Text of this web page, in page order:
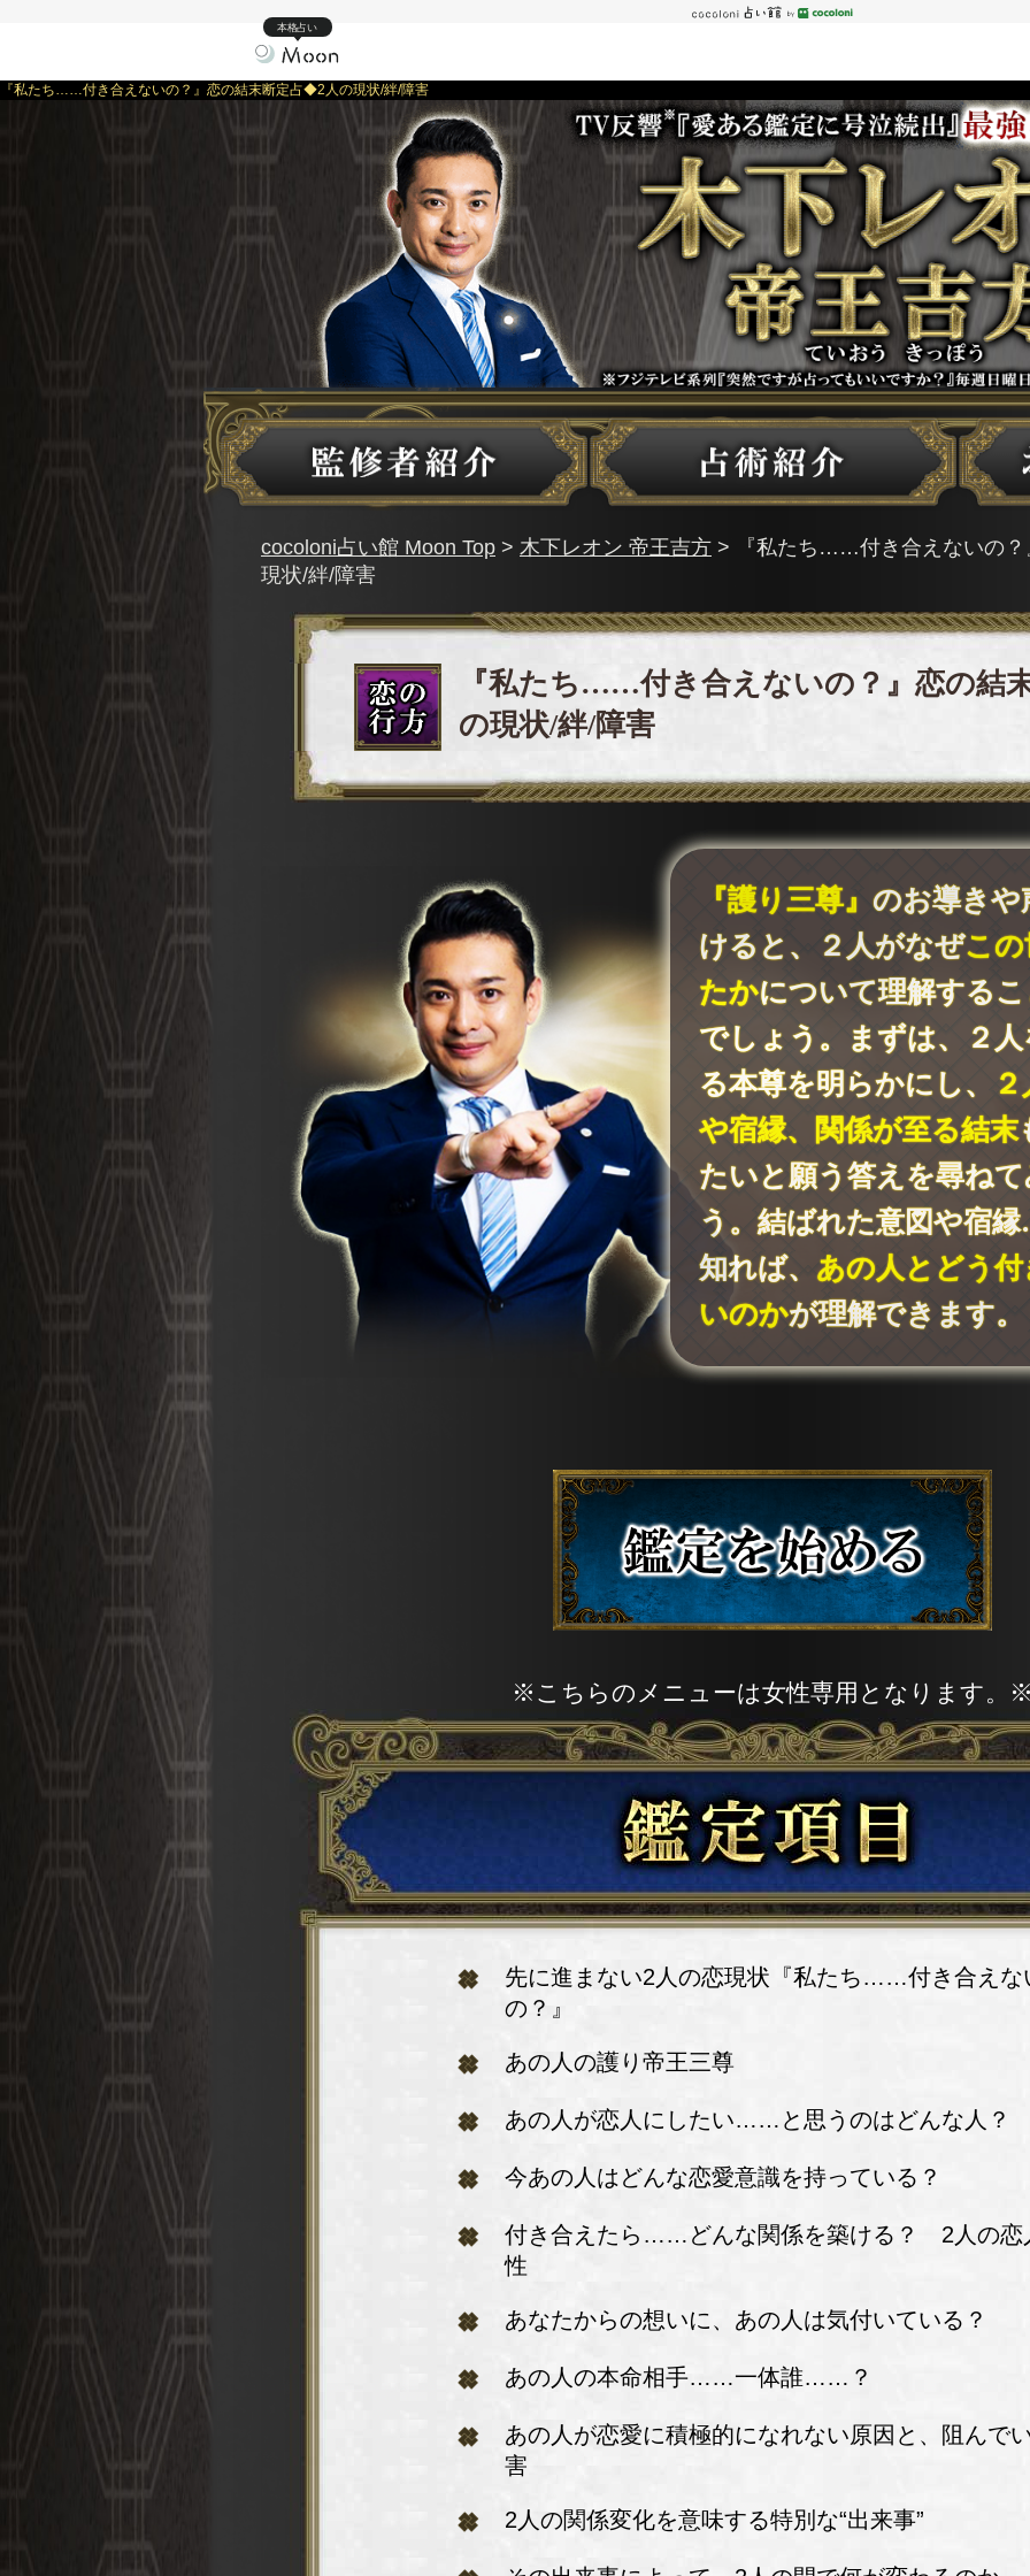
本格占い
『私たち……付き合えないの？』恋の結末断定占◆2人の現状/絆/障害
cocoloni占い館 Moon Top > 木下レオン 帝王吉方 > 『私たち……付き合えないの
現状/絆/障害
『私たち……付き合えないの？』恋の結
の現状/絆/障害
『護り三尊』 のお導きや
けると、２人がなぜこ
たかについて理解する
でしょう。まずは、２
る本尊を明らかにし、
や宿縁、関係が至る結末
たいと願う答えを尋ね
う。結ばれた意図や宿
知れば、 あの人とどう
いのかが理解できます。
※こちらのメニューは女性専用となります。
先に進まない2人の恋現状『私たち……付き合えな
の？』
あの人の護り帝王三尊
あの人が恋人にしたい……と思うのはどんな人？
今あの人はどんな恋愛意識を持っている？
付き合えたら……どんな関係を築ける？ 2人の恋
性
あなたからの想いに、あの人は気付いている？
あの人の本命相手……一体誰……？
あの人が恋愛に積極的になれない原因と、阻んで
害
2人の関係変化を意味する特別な“出来事”